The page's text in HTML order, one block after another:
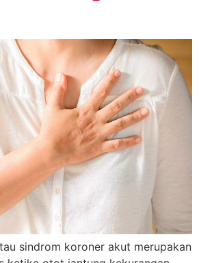
sindrom koroner akut merupakan